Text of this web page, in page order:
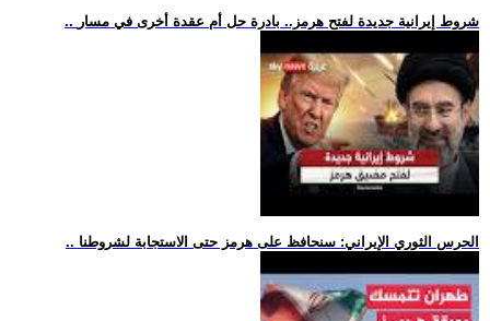
.. شروط إيرانية جديدة لفتح هرمز.. بادرة حل أم عقدة أخرى في مسار
.. الحرس الثوري الإيراني: سنحافظ على هرمز حتى الاستجابة لشروطنا